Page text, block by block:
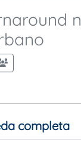
completa